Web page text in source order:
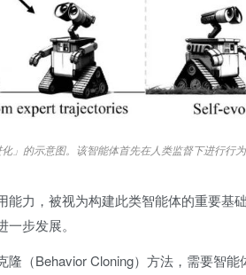
」的示意图。该智能体首先在人类监督下进行行
能力，被视为构建此类智能体的重要基
步发展。
（Behavior Cloning）方法，需要智能